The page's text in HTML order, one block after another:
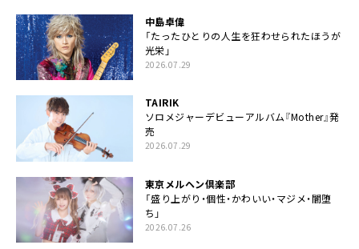
中島卓偉
「たったひとりの人生を狂わせられたほうが
光栄」
2026.07.29
TAIRIK
ソロメジャーデビューアルバム『Mother』発
売
2026.07.29
東京メルヘン倶楽部
「盛り上がり・個性・かわいい・マジメ・闇堕
ち」
2026.07.26